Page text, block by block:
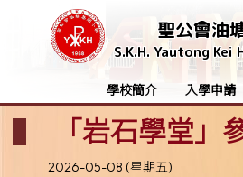
聖公會油
S.K.H. Yautong Kei
學校簡介 入學申請
「岩石學堂」
2026-05-08 (星期五)